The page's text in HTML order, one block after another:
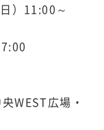
11:00～
WEST広場・